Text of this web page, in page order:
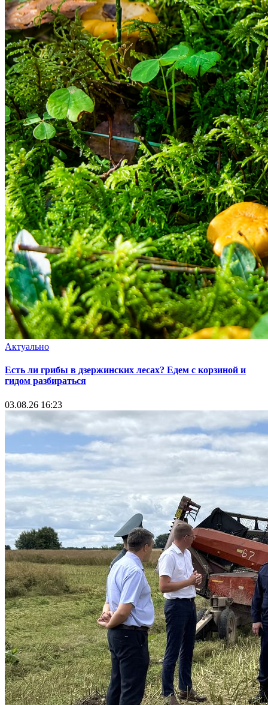
Актуально
Есть ли грибы в дзержинских лесах? Едем с корзиной и
гидом разбираться
03.08.26 16:23